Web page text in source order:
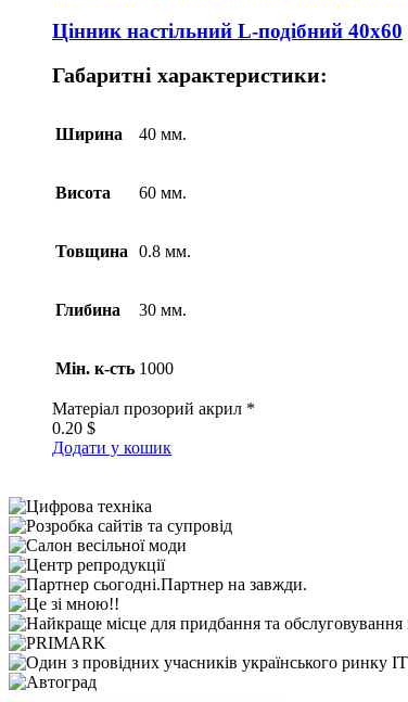
Цінник настільний L-подібний 40х60
Габаритні характеристики:
Ширина 40 мм.
Висота 60 мм.
Товщина 0.8 мм.
Глибина 30 мм.
Мін. к-сть 1000
Матеріал прозорий акрил *
0.20 $
Додати у кошик